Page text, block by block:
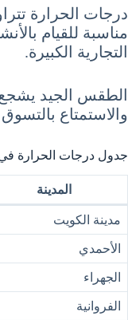
مناسبة للقيام
التجارية الكبيرة.
الطقس الجيد
والاستمتاع
جدول درجات الحرارة في
المدينة
مدينة الكويت
الأحمدي
الجهراء
الفروانية